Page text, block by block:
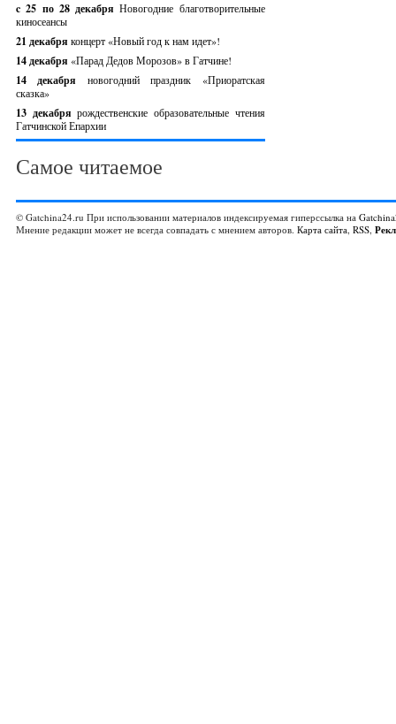
c 25 по 28 декабряНовогодние благотворительные
киносеансы
21 декабря концерт «Новый год к нам идет»!
14 декабря «Парад Дедов Морозов» в Гатчине!
14 декабря новогодний праздник «Приоратская
сказка»
13 декабрярождественские образовательные чтения
Гатчинской Епархии
Самое читаемое
© Gatchina24.ru При использовании материалов индексируемая гиперссылка на
Мнение редакции может не всегда совпадать с мнением авторов. Карта сайта, RSS,